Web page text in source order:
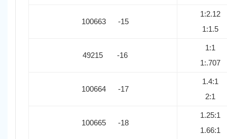
100663 -15
1:2.12
1:1.5
49215 -16
1:1
1:.707
100664 -17
1.4:1
2:1
100665 -18
1.25:1
1.66:1